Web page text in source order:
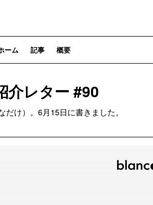
ーム 記事 概要
介レター #90
け）。6月15日に書きました。